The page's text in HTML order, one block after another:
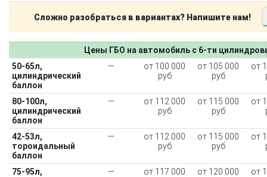
Сложно разобраться в вариантах? Напишите нам!
Цены ГБО на автомобиль с 6-ти
50-65л,
цилиндрический
баллон
—
от 100 000
руб
от 105 000
руб
от
80-100л,
цилиндрический
баллон
—
от 112 000
руб
от 115 000
руб
от
42-53л,
тороидальный
баллон
—
от 112 000
руб
от 115 000
руб
от
75-95л,
—
от 117 000
от 120 000
от